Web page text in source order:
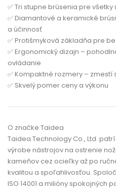
✅Tri stupne brúsenia pre všetky
✅Diamantové a keramické
a účinnosť
✅Protišmyková základňa pre
✅Ergonomický dizajn –
ovládanie
✅Kompaktné rozmery – zmestí
✅ Skvelý pomer ceny a výkonu
O značke Taidea
Taidea Technology Co., Ltd. patrí
výrobe nástrojov na ostrenie
kameňov cez ocieľky až po
kvalitou a spoľahlivosťou.
ISO 14001 a milióny spokojných